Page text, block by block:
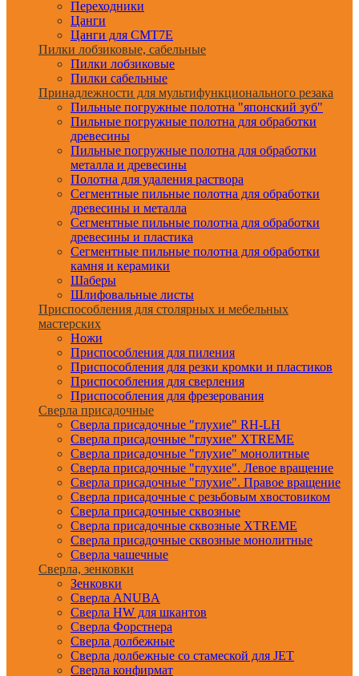
Переходники
Цанги
Цанги для CMT7E
Пилки лобзиковые, сабельные
Пилки лобзиковые
Пилки сабельные
Принадлежности для мультифункционального резака
Пильные погружные полотна "японский зуб"
Пильные погружные полотна для обработки
древесины
Пильные погружные полотна для обработки
металла и древесины
Полотна для удаления раствора
Сегментные пильные полотна для обработки
древесины и металла
Сегментные пильные полотна для обработки
древесины и пластика
Сегментные пильные полотна для обработки
камня и керамики
Шаберы
Шлифовальные листы
Приспособления для столярных и мебельных
мастерских
Ножи
Приспособления для пиления
Приспособления для резки кромки и пластиков
Приспособления для сверления
Приспособления для фрезерования
Сверла присадочные
Сверла присадочные "глухие" RH-LH
Сверла присадочные "глухие" XTREME
Сверла присадочные "глухие" монолитные
Сверла присадочные "глухие". Левое вращение
Сверла присадочные "глухие". Правое вращение
Сверла присадочные с резьбовым хвостовиком
Сверла присадочные сквозные
Сверла присадочные сквозные XTREME
Сверла присадочные сквозные монолитные
Сверла чашечные
Сверла, зенковки
Зенковки
Сверла ANUBA
Сверла HW для шкантов
Сверла Форстнера
Сверла долбежные
Сверла долбежные со стамеской для JET
Сверла конфирмат